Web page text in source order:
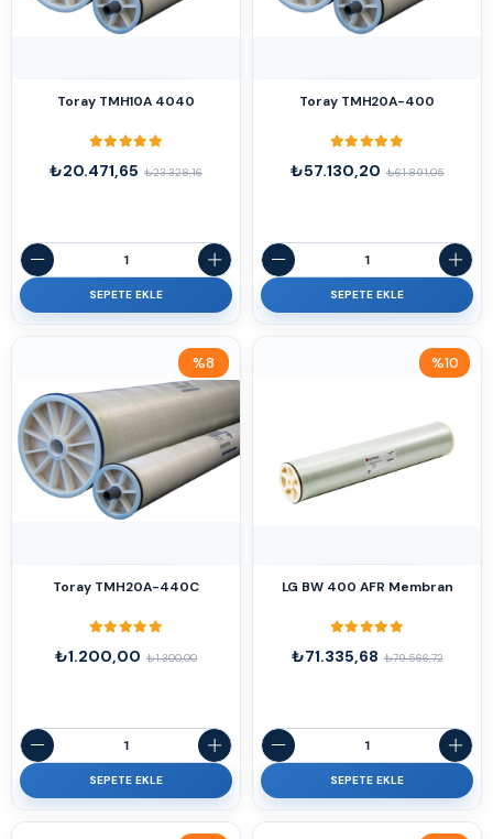
Toray TMH10A 4040
₺20.471,65 ₺23.328,16
SEPETE EKLE
Toray TMH20A-400
₺57.130,20 ₺61.891,05
SEPETE EKLE
Toray TMH20A-440C
₺1.200,00 ₺1.300,00
%8
İndirim
%8İndirim
SEPETE EKLE
LG BW 400 AFR Membran
₺71.335,68 ₺79.566,72
%10
%10İndirim
SEPETE EKLE